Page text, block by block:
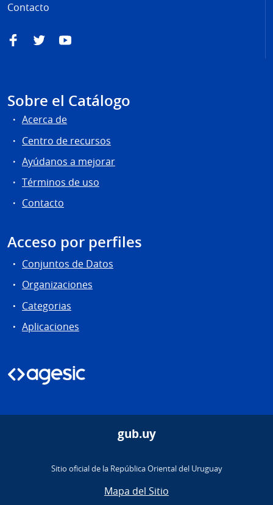
Contacto
FacebookTwitterYouTube
Sobre el Catálogo
Acerca de
Centro de recursos
Ayúdanos a mejorar
Términos de uso
Contacto
Acceso por perfiles
Conjuntos de Datos
Organizaciones
Categorias
Aplicaciones
gub.uy
Sitio oficial de la República Oriental del Uruguay
Mapa del Sitio